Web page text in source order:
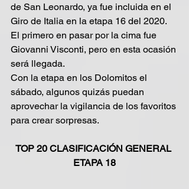
de San Leonardo, ya fue incluida en el
Giro de Italia en la etapa 16 del 2020.
El primero en pasar por la cima fue
Giovanni Visconti, pero en esta ocasión
será llegada.
Con la etapa en los Dolomitos el
sábado, algunos quizás puedan
aprovechar la vigilancia de los favoritos
para crear sorpresas.
TOP 20 CLASIFICACIÓN GENERAL
ETAPA 18